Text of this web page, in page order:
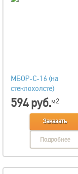
МБОР-С-16 (на
стеклохолсте)
594 руб.м2
Заказать
Подробнее